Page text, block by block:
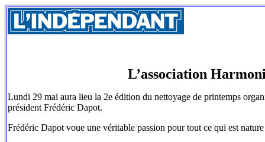
L’association
Lundi 29 mai aura lieu la 2e édition du nettoyage de printemps
président Frédéric Dapot.
Frédéric Dapot voue une véritable passion pour tout ce qui est